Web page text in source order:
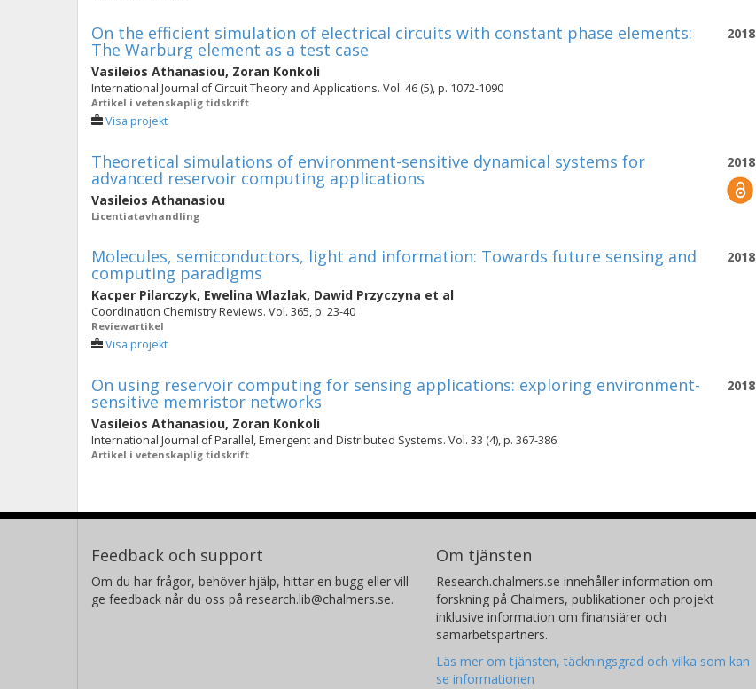
2018
On the efficient simulation of electrical circuits with constant phase elements:
The Warburg element as a test case
Vasileios Athanasiou, Zoran Konkoli
International Journal of Circuit Theory and Applications. Vol. 46 (5), p. 1072-1090
Artikel i vetenskaplig tidskrift
Visa projekt
2018
Theoretical simulations of environment-sensitive dynamical systems for
advanced reservoir computing applications
Vasileios Athanasiou
Licentiatavhandling
2018
Molecules, semiconductors, light and information: Towards future sensing and
computing paradigms
Kacper Pilarczyk, Ewelina Wlazlak, Dawid Przyczyna et al
Coordination Chemistry Reviews. Vol. 365, p. 23-40
Reviewartikel
Visa projekt
2018
On using reservoir computing for sensing applications: exploring environment-
sensitive memristor networks
Vasileios Athanasiou, Zoran Konkoli
International Journal of Parallel, Emergent and Distributed Systems. Vol. 33 (4), p. 367-386
Artikel i vetenskaplig tidskrift
Feedback och support
Om du har frågor, behöver hjälp, hittar en bugg eller vill
ge feedback når du oss på research.lib@chalmers.se.
Om tjänsten
Research.chalmers.se innehåller information om
forskning på Chalmers, publikationer och projekt
inklusive information om finansiärer och
samarbetspartners.
Läs mer om tjänsten, täckningsgrad och vilka som kan
se informationen